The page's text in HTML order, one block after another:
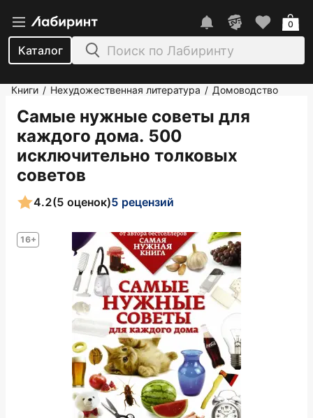
Каталог
0
Книги / Нехудожественная литература / Домоводство
Самые нужные советы для
каждого дома. 500
исключительно толковых
советов
16+
4.2(5 оценок)5 рецензий